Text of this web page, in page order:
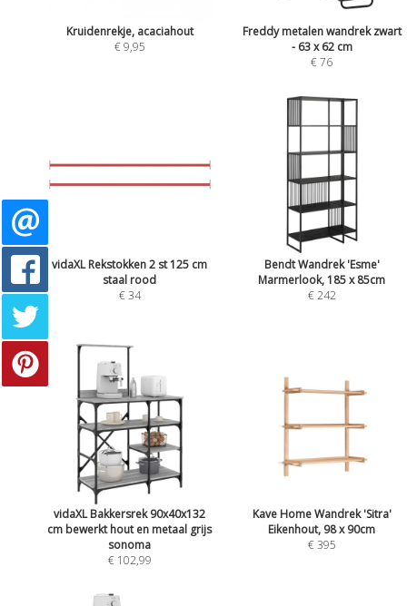
Kruidenrekje, acaciahout
€ 9,95
Freddy metalen wandrek zwart
- 63 x 62 cm
€ 76
vidaXL Rekstokken 2 st 125 cm
staal rood
€ 34
Bendt Wandrek 'Esme'
Marmerlook, 185 x 85cm
€ 242
vidaXL Bakkersrek 90x40x132
cm bewerkt hout en metaal grijs
sonoma
€ 102,99
Kave Home Wandrek 'Sitra'
Eikenhout, 98 x 90cm
€ 395